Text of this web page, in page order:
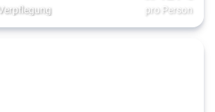
pro Person